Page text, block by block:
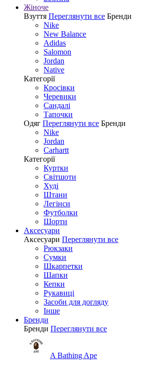
Жіноче
Взуття Переглянути все Бренди
Nike
New Balance
Adidas
Salomon
Jordan
Native
Категорії
Кросівки
Черевики
Сандалі
Tапочки
Одяг Переглянути все Бренди
Nike
Jordan
Carhartt
Категорії
Куртки
Світшоти
Худі
Штани
Легінси
Футболки
Шорти
Аксесуари
Аксесуари Переглянути все
Рюкзаки
Сумки
Шкарпетки
Шапки
Кепки
Рукавиці
Засоби для догляду
Інше
Бренди
Бренди Переглянути все
A Bathing Ape